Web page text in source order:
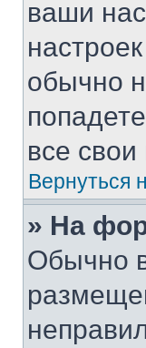
ваши
обычно
все свои
Вернуться
» На
Обычно